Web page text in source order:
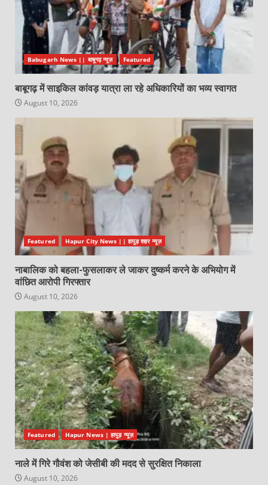
Babugarh News || बाबूगढ़ न्यूज़ Featured
बाबूगढ़ में साइकिल कांवड़ यात्रा ला रहे अधिकारियों का भव्य स्वागत
August 10, 2026
Featured Hapur City News || हापुड़ शहर न्यूज़
नाबालिक को बहला-फुसलाकर ले जाकर दुष्कर्म करने के अभियोग में
वांछित आरोपी गिरफ्तार
August 10, 2026
Featured Hapur News | हापुड़ न्यूज़
नाले में गिरे गौवंश को जेसीबी की मदद से सुरक्षित निकाला
August 10, 2026